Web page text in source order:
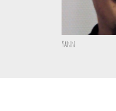
Yann